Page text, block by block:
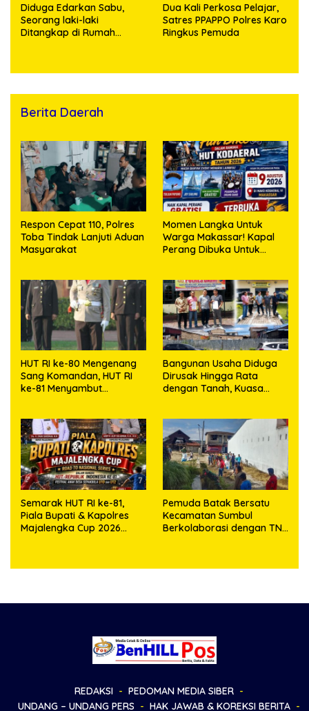
Diduga Edarkan Sabu,
Seorang laki-laki
Ditangkap di Rumah
Dua Kali Perkosa Pelajar,
Satres PPAPPO Polres Karo
Ringkus Pemuda
Berita Daerah
Respon Cepat 110, Polres
Toba Tindak Lanjuti Aduan
Masyarakat
Momen Langka Untuk
Warga Makassar! Kapal
Perang Dibuka Untuk
HUT RI ke-80 Mengenang
Sang Komandan, HUT RI
ke-81 Menyambut
Bangunan Usaha Diduga
Dirusak Hingga Rata
dengan Tanah, Kuasa
Tempuh Jalur Hukum
Semarak HUT RI ke-81,
Piala Bupati & Kapolres
Majalengka Cup 2026
Pemuda Batak Bersatu
Kecamatan Sumbul
Berkolaborasi dengan TNI
REDAKSI
PEDOMAN MEDIA SIBER
UNDANG – UNDANG PERS
HAK JAWAB & KOREKSI BERITA